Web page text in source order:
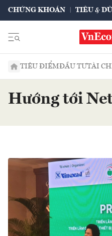
CHỨNG KHOÁN TIÊU &
TIÊU ĐIỂMĐẦU TƯTÀI
Hướng tới